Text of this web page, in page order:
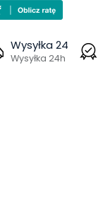
Wysyłka 24
Wysyłka 24h